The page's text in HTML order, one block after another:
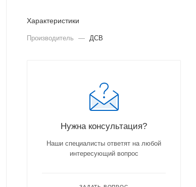
Характеристики
Производитель — ДСВ
Нужна консультация?
Наши специалисты ответят на любой
интересующий вопрос